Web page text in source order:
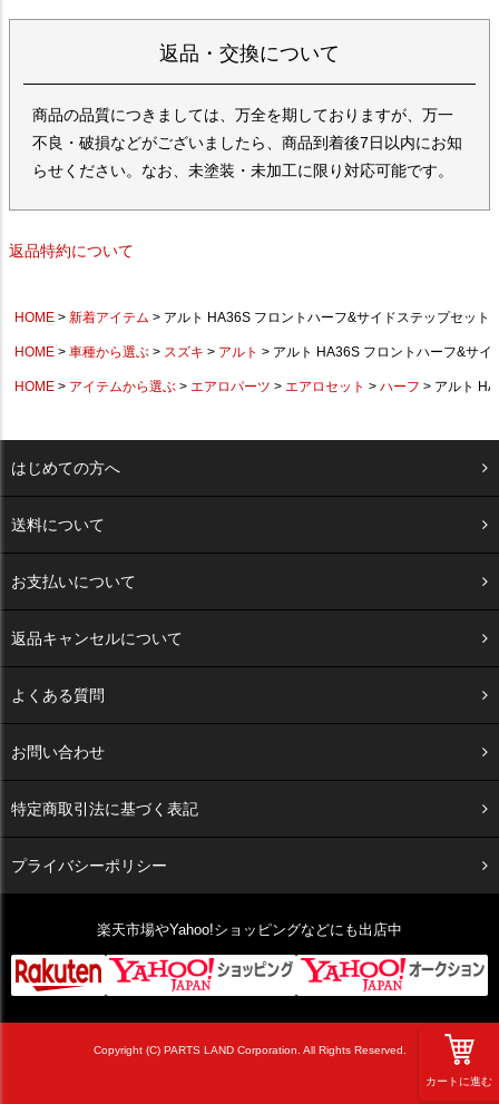
カートに進む
返品・交換について
商品の品質につきましては、万全を期しておりますが、万一
不良・破損などがございましたら、商品到着後7日以内にお知
らせください。なお、未塗装・未加工に限り対応可能です。
返品特約について
HOME 新着アイテム アルト HA36S フロントハーフ&サイドステップセット
HOME 車種から選ぶ スズキ アルト アルト HA36S フロントハーフ&サイ
HOME アイテムから選ぶ エアロパーツ エアロセット ハーフ アルト
はじめての方へ
送料について
お支払いについて
返品キャンセルについて
よくある質問
お問い合わせ
特定商取引法に基づく表記
プライバシーポリシー
楽天市場やYahoo!ショッピングなどにも出店中
Copyright (C) PARTS LAND Corporation. All Rights Reserved.